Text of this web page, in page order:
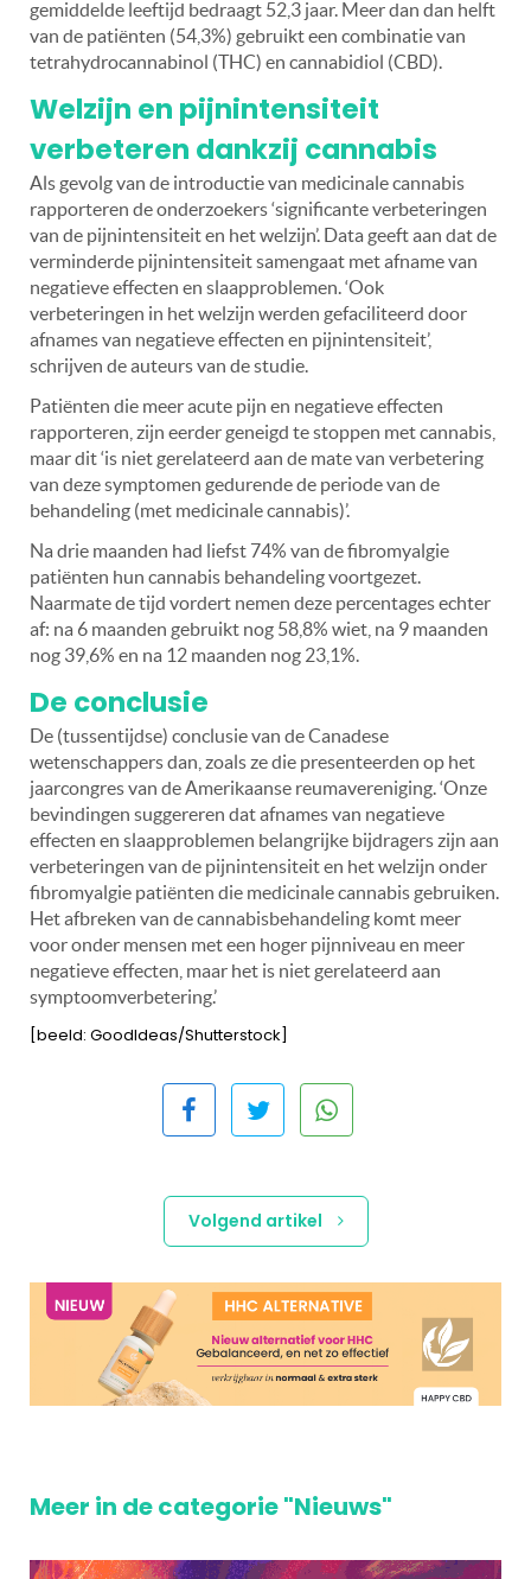
gemiddelde leeftijd bedraagt 52,3 jaar. Meer dan dan helft
van de patiënten (54,3%) gebruikt een combinatie van
tetrahydrocannabinol (THC) en cannabidiol (CBD).
Welzijn en pijnintensiteit
verbeteren dankzij cannabis
Als gevolg van de introductie van medicinale cannabis
rapporteren de onderzoekers ‘significante verbeteringen
van de pijnintensiteit en het welzijn’. Data geeft aan dat de
verminderde pijnintensiteit samengaat met afname van
negatieve effecten en slaapproblemen. ‘Ook
verbeteringen in het welzijn werden gefaciliteerd door
afnames van negatieve effecten en pijnintensiteit’,
schrijven de auteurs van de studie.
Patiënten die meer acute pijn en negatieve effecten
rapporteren, zijn eerder geneigd te stoppen met cannabis,
maar dit ‘is niet gerelateerd aan de mate van verbetering
van deze symptomen gedurende de periode van de
behandeling (met medicinale cannabis)’.
Na drie maanden had liefst 74% van de fibromyalgie
patiënten hun cannabis behandeling voortgezet.
Naarmate de tijd vordert nemen deze percentages echter
af: na 6 maanden gebruikt nog 58,8% wiet, na 9 maanden
nog 39,6% en na 12 maanden nog 23,1%.
De conclusie
De (tussentijdse) conclusie van de Canadese
wetenschappers dan, zoals ze die presenteerden op het
jaarcongres van de Amerikaanse reumavereniging. ‘Onze
bevindingen suggereren dat afnames van negatieve
effecten en slaapproblemen belangrijke bijdragers zijn aan
verbeteringen van de pijnintensiteit en het welzijn onder
fibromyalgie patiënten die medicinale cannabis gebruiken.
Het afbreken van de cannabisbehandeling komt meer
voor onder mensen met een hoger pijnniveau en meer
negatieve effecten, maar het is niet gerelateerd aan
symptoomverbetering.’
[beeld: GoodIdeas/Shutterstock]
Volgend artikel
Meer in de categorie "Nieuws"